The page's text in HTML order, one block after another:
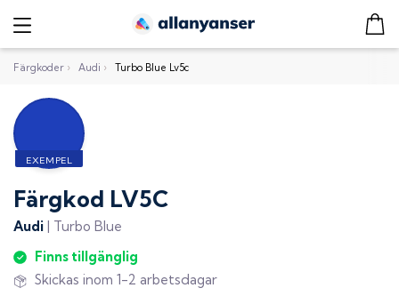
Färgkoder › Audi › Turbo Blue Lv5c
Färgkod LV5C
Audi | Turbo Blue
Finns tillgänglig
Skickas inom 1-2 arbetsdagar